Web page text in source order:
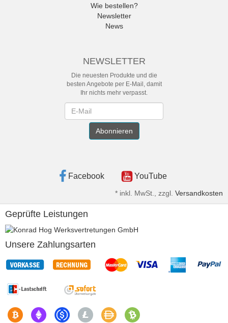
Wie bestellen?
Newsletter
News
NEWSLETTER
Die neuesten Produkte und die
besten Angebote per E-Mail, damit
Ihr nichts mehr verpasst.
Abonnieren
Facebook YouTube
* inkl. MwSt., zzgl. Versandkosten
Geprüfte Leistungen
Unsere Zahlungsarten